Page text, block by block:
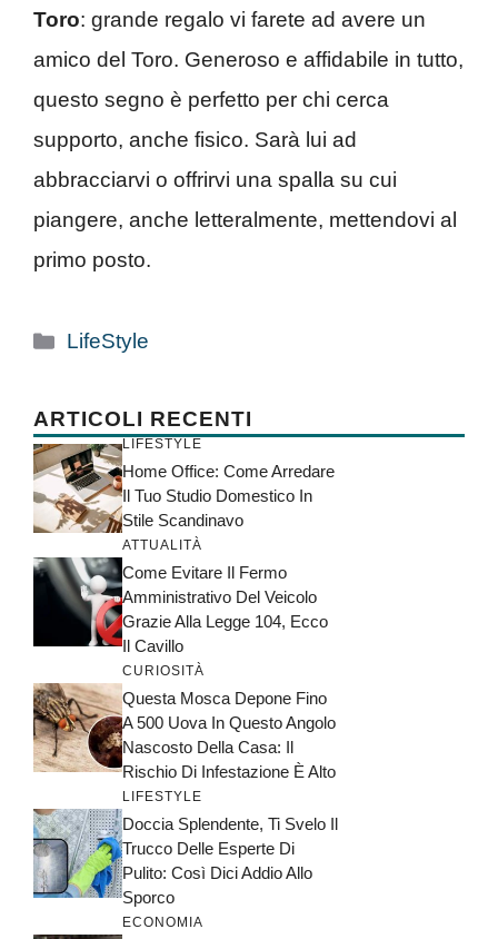
Toro: grande regalo vi farete ad avere un
amico del Toro. Generoso e affidabile in tutto,
questo segno è perfetto per chi cerca
supporto, anche fisico. Sarà lui ad
abbracciarvi o offrirvi una spalla su cui
piangere, anche letteralmente, mettendovi al
primo posto.
Categorie
LifeStyle
ARTICOLI RECENTI
LIFESTYLE
Home Office: Come Arredare
Il Tuo Studio Domestico In
Stile Scandinavo
ATTUALITÀ
Come Evitare Il Fermo
Amministrativo Del Veicolo
Grazie Alla Legge 104, Ecco
Il Cavillo
CURIOSITÀ
Questa Mosca Depone Fino
A 500 Uova In Questo Angolo
Nascosto Della Casa: Il
Rischio Di Infestazione È Alto
LIFESTYLE
Doccia Splendente, Ti Svelo Il
Trucco Delle Esperte Di
Pulito: Così Dici Addio Allo
Sporco
ECONOMIA